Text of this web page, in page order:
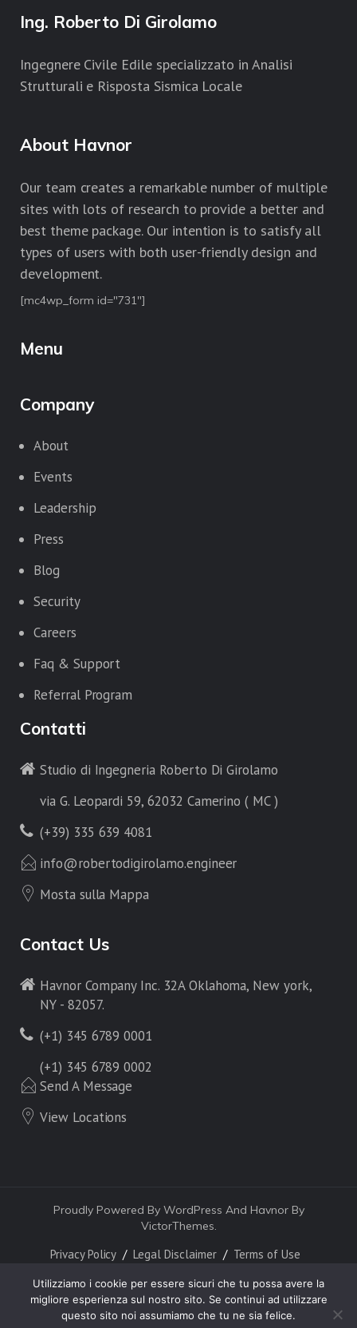
Ing. Roberto Di Girolamo
Ingegnere Civile Edile specializzato in Analisi
Strutturali e Risposta Sismica Locale
About Havnor
Our team creates a remarkable number of multiple
sites with lots of research to provide a better and
best theme package. Our intention is to satisfy all
types of users with both user-friendly design and
development.
[mc4wp_form id="731"]
Menu
Company
About
Events
Leadership
Press
Blog
Security
Careers
Faq & Support
Referral Program
Contatti
Studio di Ingegneria Roberto Di Girolamo
via G. Leopardi 59, 62032 Camerino ( MC )
(+39) 335 639 4081
info@robertodigirolamo.engineer
Mosta sulla Mappa
Contact Us
Havnor Company Inc. 32A Oklahoma, New york,
NY - 82057.
(+1) 345 6789 0001
(+1) 345 6789 0002
Send A Message
View Locations
Proudly Powered By WordPress And Havnor By
VictorThemes.
Privacy Policy Legal Disclaimer Terms of Use
Utilizziamo i cookie per essere sicuri che tu possa avere la
migliore esperienza sul nostro sito. Se continui ad utilizzare
questo sito noi assumiamo che tu ne sia felice.